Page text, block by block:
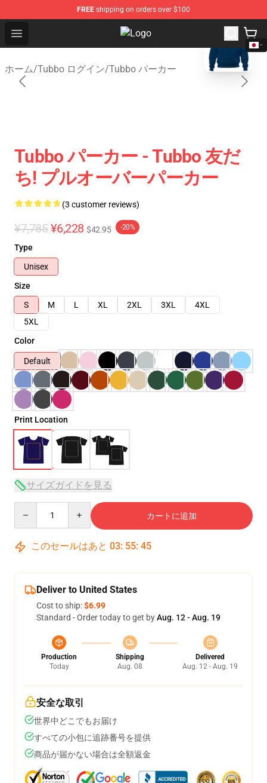
FREE shipping on orders over $100
Open menu Tubbo Store - Official Tubbo
ホーム/Tubbo ログイン/Tubbo パーカー
Tubbo パーカー - Tubbo 友だ
ち! プルオーバーパーカー
(3 customer reviews)
¥7,785 ¥6,228 $42.95 -20%
Type
Unisex
Size
S
M L XL 2XL 3XL
4XL
5XL
Color
Default
Print Location
サイズガイドを見る
カートに追加
このセールはあと 03: 55: 45
Deliver to United States
Cost to ship:$6.99
Standard - Order today to get byAug. 12 - Aug. 19
Production
Today
Shipping
Aug. 08
Delivered
Aug. 12 - Aug. 19
安全な取引
世界中どこでもお届け
すべての小包に追跡番号を提供
商品が届かない場合は全額返金